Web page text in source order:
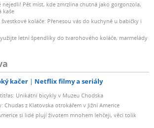
nejedli! Pět míst, kde zmrzlina chutná jako gorgonzola,
kaše
koláče: Přenesou vás do kuchyně u babičky i
letní špendlíky do tvarohového koláče, marmelády
kačer Netflix filmy a seriály
Unikátní bicykly v Muzeu Chodska
Chuďas z Klatovska otrokářem v Jižní Americe
si lidé plují životem mnohem lehčeji, věci tolik